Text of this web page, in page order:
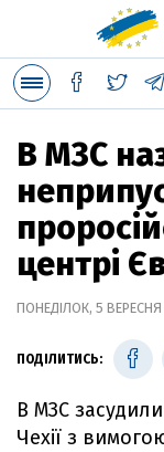
В МЗС
центрі
ПОНЕДІЛОК, 5 ВЕРЕСНЯ
ПОДІЛИТИСЬ:
В МЗС засудили
Чехії з